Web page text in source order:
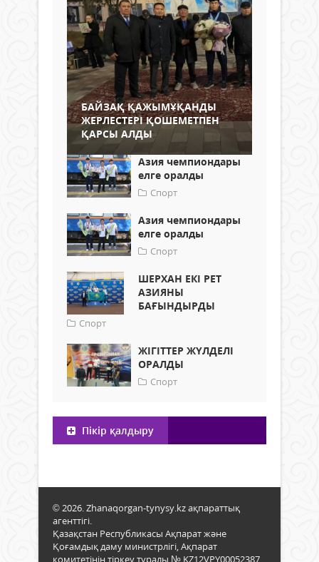
БАЙЗАҚ ҚАЖЫМҰҚАНДЫ
ЖЕРЛЕСТЕРІ ҚОШЕМЕТПЕН
ҚАРСЫ АЛДЫ
Азия чемпиондары
елге оралды
Спорт
Азия чемпиондары
елге оралды
Спорт
ШЕРХАН ЕКІ РЕТ
АЗИЯНЫ
БАҒЫНДЫРДЫ
Спорт
ЖІГІТТЕР ЖҮЛДЕЛІ
ОРАЛДЫ
Спорт
Пікір қалдыру
© 2026. Zhanaqorgan-tynysy.kz ақпараттық
агенттігі.
Қазақстан Республикасы Ақпарат және
Қоғамдық даму министрлігі, Ақпарат
комитетінің тіркеу туралы № KZ12VPY00052387